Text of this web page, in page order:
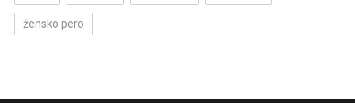
žensko pero